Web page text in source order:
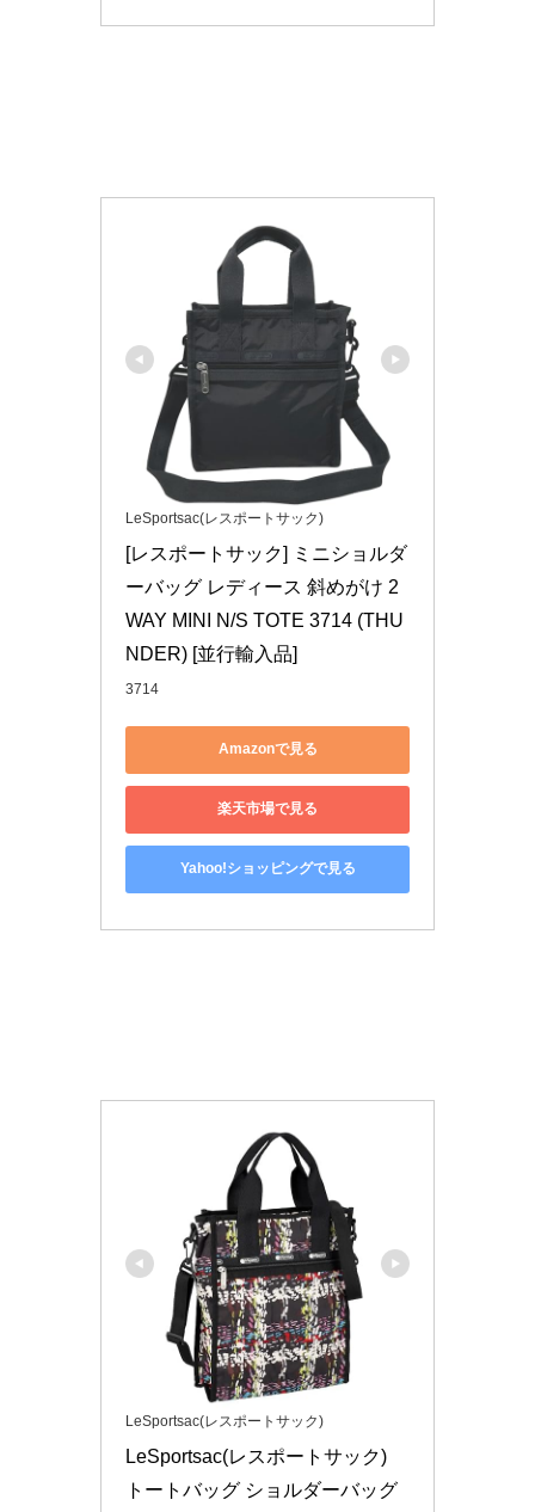
LeSportsac(レスポートサック)
[レスポートサック] ミニショルダ
ーバッグ レディース 斜めがけ 2
WAY MINI N/S TOTE 3714 (THU
NDER) [並行輸入品]
3714
Amazonで見る
楽天市場で見る
Yahoo!ショッピングで見る
LeSportsac(レスポートサック)
LeSportsac(レスポートサック)
トートバッグ ショルダーバッグ